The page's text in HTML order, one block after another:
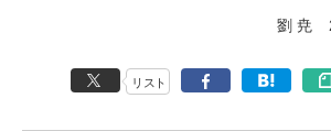
劉 尭
リスト